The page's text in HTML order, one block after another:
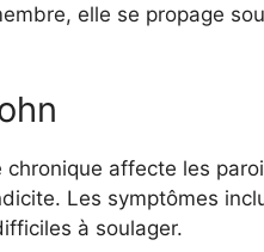
elle se propage
affecte les
Les symptômes
à soulager.